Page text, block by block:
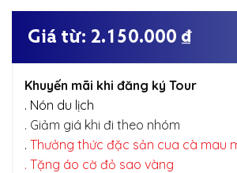
2.150.000 ₫
Khuyến mãi khi đăng ký Tour
. Nón du lịch
. Giảm giá khi đi theo nhóm
. Thưởng thức đặc sản cua cà mau
. Tặng áo cờ đỏ sao vàng